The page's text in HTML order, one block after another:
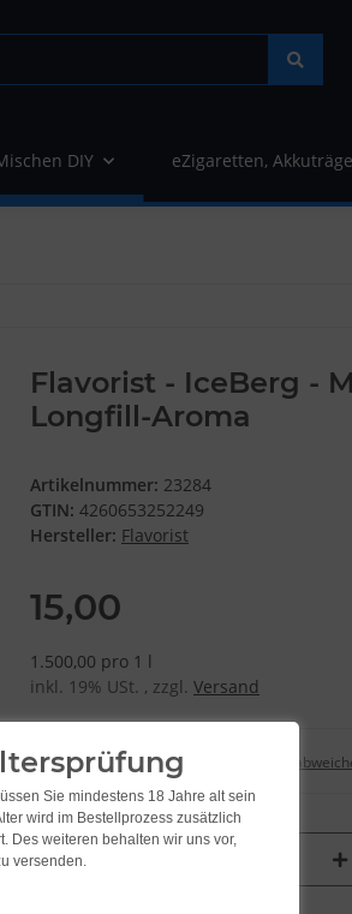
DIY eZigaretten,
Flavorist - IceBerg -
Longfill-Aroma
Artikelnummer: 23284
GTIN: 4260653252249
Hersteller: Flavorist
15,00
1.500,00 pro 1 l
inkl. 19% USt. , zzgl. Versand
Lieferzeit:2 - 3 Werktage (DE - Ausland
Sie mindestens 18 Jahre alt sein
wird im Bestellprozess zusätzlich
Des weiteren behalten wir uns vor,
versenden.